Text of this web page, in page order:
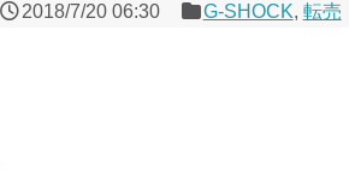
2018/7/20 06:30 G-SHOCK, 転売